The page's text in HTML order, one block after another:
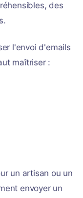
des
l'envoi d'emails
maîtriser :
un artisan ou un
envoyer un